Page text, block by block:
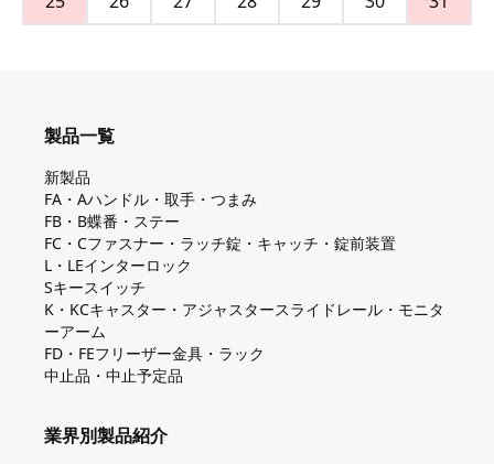
製品一覧
新製品
FA・Aハンドル・取手・つまみ
FB・B蝶番・ステー
FC・Cファスナー・ラッチ錠・キャッチ・錠前装置
L・LEインターロック
Sキースイッチ
K・KCキャスター・アジャスタースライドレール・モニタ
ーアーム
FD・FEフリーザー金具・ラック
中止品・中止予定品
業界別製品紹介